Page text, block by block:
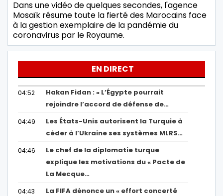
Dans une vidéo de quelques secondes, l'agence
Mosaïk résume toute la fierté des Marocains face
à la gestion exemplaire de la pandémie du
coronavirus par le Royaume.
EN DIRECT
04:52
Hakan Fidan : « L’Égypte pourrait
rejoindre l’accord de défense de…
04:49
Les États-Unis autorisent la Turquie à
céder à l’Ukraine ses systèmes MLRS…
04:46
Le chef de la diplomatie turque
explique les motivations du « Pacte de
La Mecque…
04:43
La FIFA dénonce un « effort concerté